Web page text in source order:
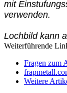
mit
verwenden.
Lochbild kann
Weiterführende
Fragen zum
Weitere